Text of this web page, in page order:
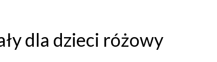
dla dzieci różowy